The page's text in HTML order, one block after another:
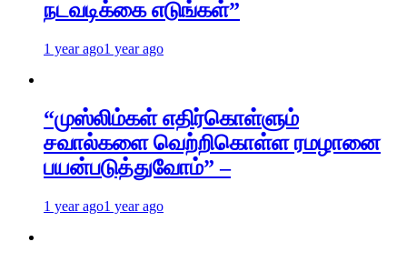
நடவடிக்கை எடுங்கள்”
1 year ago1 year ago
“முஸ்லிம்கள் எதிர்கொள்ளும்
சவால்களை வெற்றிகொள்ள ரமழானை
பயன்படுத்துவோம்” –
1 year ago1 year ago